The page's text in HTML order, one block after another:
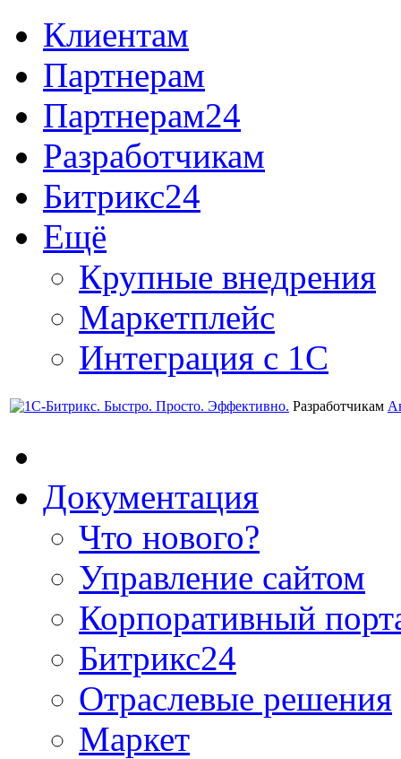
Клиентам
Партнерам
Партнерам24
Разработчикам
Битрикс24
Ещё
Крупные внедрения
Маркетплейс
Интеграция с 1С
Разработчикам
Документация
Что нового?
Управление сайтом
Корпоративный
Битрикс24
Отраслевые решения
Маркет